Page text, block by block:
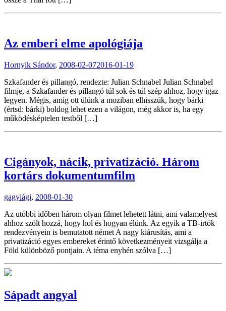
Az emberi elme apológiája
Hornyik Sándor, 2008-02-072016-01-19
Szkafander és pillangó, rendezte: Julian Schnabel Julian Schnabel
filmje, a Szkafander és pillangó túl sok és túl szép ahhoz, hogy igaz
legyen. Mégis, amíg ott ülünk a moziban elhisszük, hogy bárki
(értsd: bárki) boldog lehet ezen a világon, még akkor is, ha egy
működésképtelen testből […]
Cigányok, nácik, privatizáció. Három
kortárs dokumentumfilm
gagyiági, 2008-01-30
Az utóbbi időben három olyan filmet lehetett látni, ami valamelyest
ahhoz szólt hozzá, hogy hol és hogyan élünk. Az egyik a TB-irtók
rendezvényein is bemutatott német A nagy kiárusítás, ami a
privatizáció egyes embereket érintő következményeit vizsgálja a
Föld különböző pontjain. A téma enyhén szólva […]
Sápadt angyal